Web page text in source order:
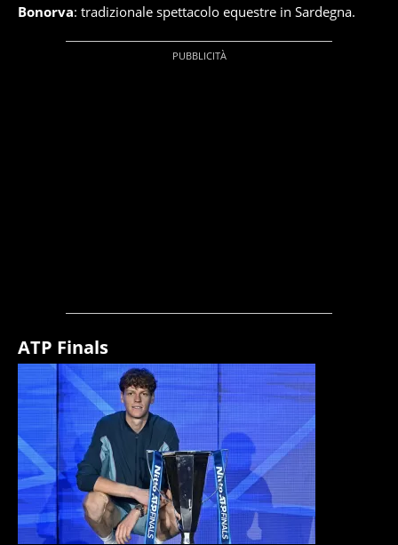
Bonorva: tradizionale spettacolo equestre in Sardegna.
ATP Finals